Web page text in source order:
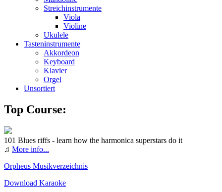
Streichinstrumente
Viola
Violine
Ukulele
Tasteninstrumente
Akkordeon
Keyboard
Klavier
Orgel
Unsortiert
Top Course:
101 Blues riffs - learn how the harmonica superstars do it
♫ More info...
Orpheus Musikverzeichnis
Download Karaoke